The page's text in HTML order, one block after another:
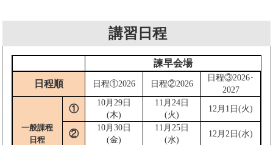
講習日程
諫早会場
日程順
日程①2026 日程②2026
日程③2026･
2027
一般課程
日程
①
10月29日
(木)
11月24日
(火)
12月1日(火)
②
10月30日
(金)
11月25日
(水)
12月2日(水)